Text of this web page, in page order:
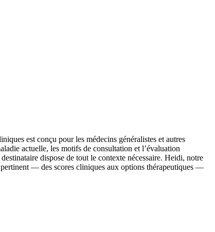
est conçu pour les médecins généralistes et autres
actuelle, les motifs de consultation et l’évaluation
dispose de tout le contexte nécessaire. Heidi, notre
— des scores cliniques aux options thérapeutiques —